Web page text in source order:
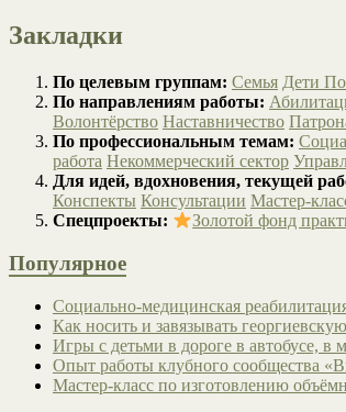
Закладки
По целевым группам: Семья Дети
По направлениям работы:
Волонтёрство Наставничество
По профессиональным темам:
работа Некоммерческий сектор
Для идей, вдохновения, текущей
Конспекты Консультации Мастер-
Спецпроекты:
Золотой фонд
Популярное
Социально-медицинская
Как носить и завязывать
Игры с детьми в дороге в автобусе, в
Опыт работы клубного сообщества
Мастер-класс по изготовлению